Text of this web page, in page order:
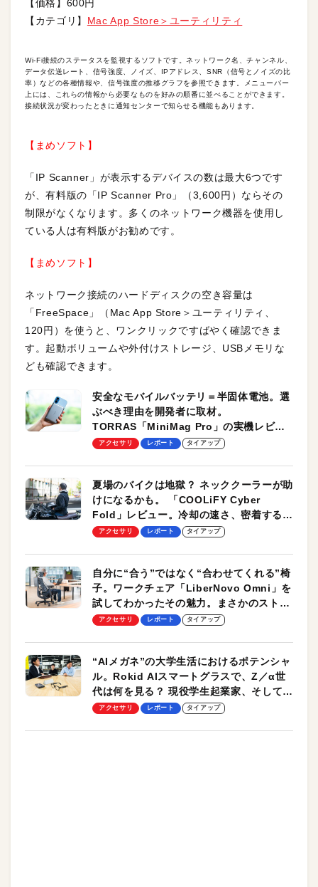
【価格】600円
【カテゴリ】 Mac App Store＞ユーティリティ
Wi-Fi接続のステータスを監視するソフトです。ネットワーク名、チャンネル、
データ伝送レート、信号強度、ノイズ、IPアドレス、SNR（信号とノイズの比
率）などの各種情報や、信号強度の推移グラフを参照できます。メニューバー
上には、これらの情報から必要なものを好みの順番に並べることができます。
接続状況が変わったときに通知センターで知らせる機能もあります。
【まめソフト】
「IP Scanner」が表示するデバイスの数は最大6つです
が、有料版の「IP Scanner Pro」（3,600円）ならその
制限がなくなります。多くのネットワーク機器を使用し
ている人は有料版がお勧めです。
【まめソフト】
ネットワーク接続のハードディスクの空き容量は
「FreeSpace」（Mac App Store＞ユーティリティ、
120円）を使うと、ワンクリックですばやく確認できま
す。起動ボリュームや外付けストレージ、USBメモリな
ども確認できます。
安全なモバイルバッテリ＝半固体電池。選
ぶべき理由を開発者に取材。
TORRAS「MiniMag Pro」の実機レビュ
ーも
アクセサリ レポート タイアップ
夏場のバイクは地獄？ ネッククーラーが助
けになるかも。 「COOLiFY Cyber
Fold」レビュー。冷却の速さ、密着する冷
却プレート、シンプルな操作性がグッド！
アクセサリ レポート タイアップ
自分に“合う”ではなく“合わせてくれる”椅
子。ワークチェア「LiberNovo Omni」を
試してわかったその魅力。まさかのストレ
ッチ機能も搭載
アクセサリ レポート タイアップ
“AIメガネ”の大学生活におけるポテンシャ
ル。Rokid AIスマートグラスで、Z／α世
代は何を見る？ 現役学生起業家、そして教
授による体験会レポート【PR】
アクセサリ レポート タイアップ